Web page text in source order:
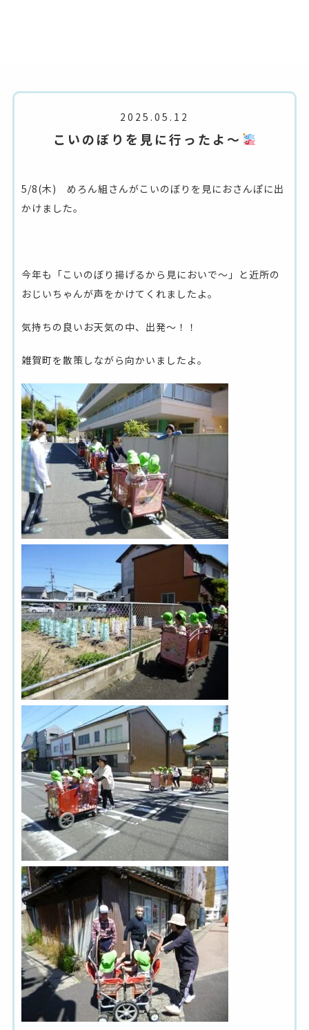
2025.05.12
こいのぼりを見に行ったよ～
5/8(木) めろん組さんがこいのぼりを見におさんぽに出
かけました。
今年も「こいのぼり揚げるから見においで～」と近所の
おじいちゃんが声をかけてくれましたよ。
気持ちの良いお天気の中、出発～！！
雑賀町を散策しながら向かいましたよ。